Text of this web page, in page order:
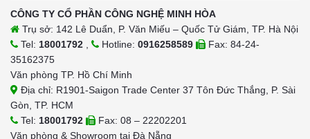
CÔNG TY CỔ PHẦN CÔNG NGHỆ MINH HÒA
Trụ sở: 142 Lê Duẩn, P. Văn Miếu – Quốc Tử Giám, TP. Hà Nội
Tel: 18001792 , Hotline: 0916258589
Fax: 84-24-
35162375
Văn phòng TP. Hồ Chí Minh
Địa chỉ: R1901-Saigon Trade Center 37 Tôn Đức Thắng, P. Sài
Gòn, TP. HCM
Tel: 18001792
Fax: 08 – 22202201
Văn phòng & Showroom tại Đà Nẵng